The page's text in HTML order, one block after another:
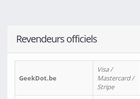
Revendeurs officiels
GeekDot.be
Visa /
Mastercard /
Stripe